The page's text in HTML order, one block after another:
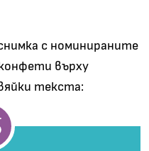
с номинираните
върху
текста: